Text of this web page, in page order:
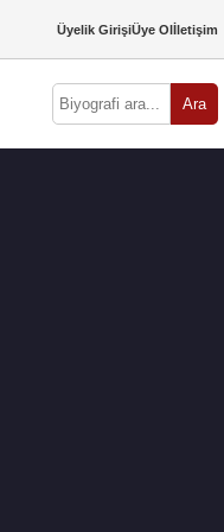
Üyelik GirişiÜye Olİletişim
Ara